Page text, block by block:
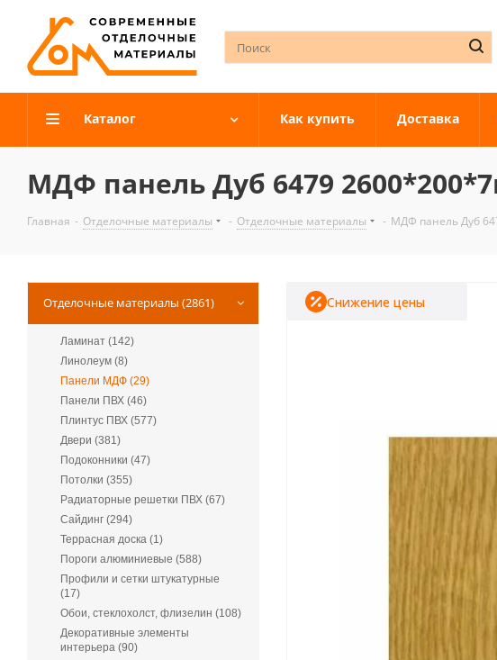
Каталог Как купить Доставка
МДФ панель Дуб 6479
Главная - Отделочные материалы - Отделочные материалы - МДФ панель Дуб
Снижение цены
Отделочные материалы (2861)
Ламинат (142)
Линолеум (8)
Панели МДФ (29)
Панели ПВХ (46)
Плинтус ПВХ (577)
Двери (381)
Подоконники (47)
Потолки (355)
Радиаторные решетки ПВХ (67)
Сайдинг (294)
Террасная доска (1)
Пороги алюминиевые (588)
Профили и сетки штукатурные
(17)
Обои, стеклохолст, флизелин (108)
Декоративные элементы
интерьера (90)